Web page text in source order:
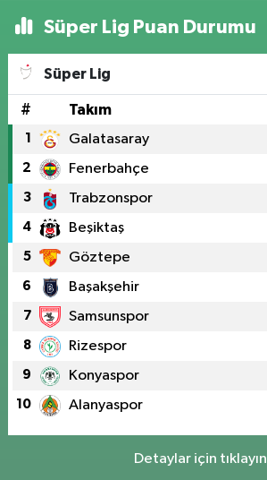
Süper Lig Puan Durumu
Süper Lig
# Takım
1 Galatasaray
2 Fenerbahçe
3 Trabzonspor
4 Beşiktaş
5 Göztepe
6 Başakşehir
7 Samsunspor
8 Rizespor
9 Konyaspor
10 Alanyaspor
Detaylar için tıklayın